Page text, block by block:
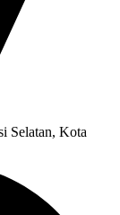
Selatan, Kota